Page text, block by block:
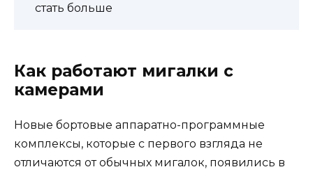
стать больше
Как работают мигалки с
камерами
Новые бортовые аппаратно-программные
комплексы, которые с первого взгляда не
отличаются от обычных мигалок, появились в